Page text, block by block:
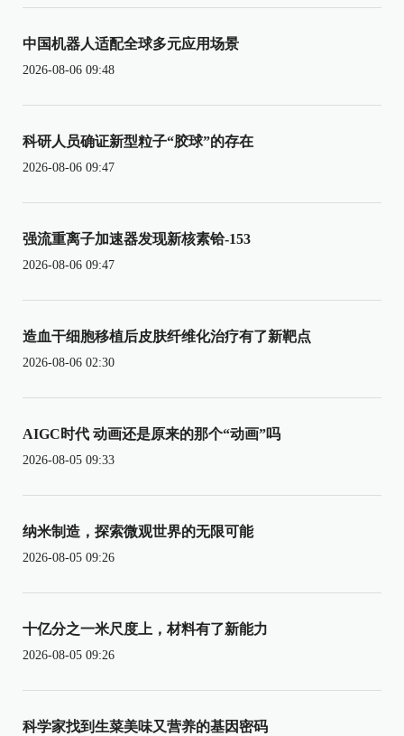
中国机器人适配全球多元应用场景
2026-08-06 09:48
科研人员确证新型粒子“胶球”的存在
2026-08-06 09:47
强流重离子加速器发现新核素铪-153
2026-08-06 09:47
造血干细胞移植后皮肤纤维化治疗有了新靶点
2026-08-06 02:30
AIGC时代 动画还是原来的那个“动画”吗
2026-08-05 09:33
纳米制造，探索微观世界的无限可能
2026-08-05 09:26
十亿分之一米尺度上，材料有了新能力
2026-08-05 09:26
科学家找到生菜美味又营养的基因密码